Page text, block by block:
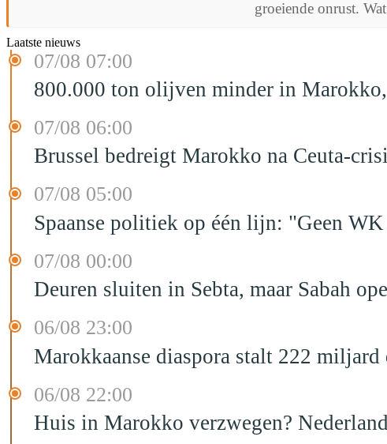
groeiende onrust.
Laatste nieuws
07/08 07:00
800.000 ton olijven minder in
07/08 06:00
Brussel bedreigt Marokko na Ceuta-
07/08 05:00
Spaanse politiek op één lijn: "Geen
07/08 00:00
Deuren sluiten in Sebta, maar Sabah
06/08 23:00
Marokkaanse diaspora stalt 222
06/08 22:00
Huis in Marokko verzwegen?